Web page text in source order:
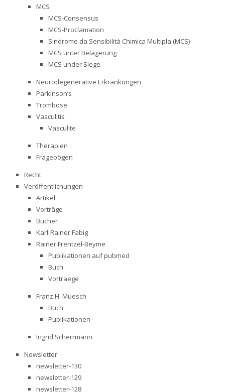
MCS
MCS-Consensus
MCS-Proclamation
Sindrome da Sensibilità Chimica Multipla (MCS)
MCS unter Belagerung
MCS under Siege
Neurodegenerative Erkrankungen
Parkinson’s
Trombose
Vasculitis
Vasculite
Therapien
Fragebögen
Recht
Veröffentlichungen
Artikel
Vorträge
Bücher
Karl-Rainer Fabig
Rainer Frentzel-Beyme
Publikationen auf pubmed
Buch
Vortraege
Franz H. Muesch
Buch
Publikationen
Ingrid Scherrmann
Newsletter
newsletter-130
newsletter-129
newsletter-128